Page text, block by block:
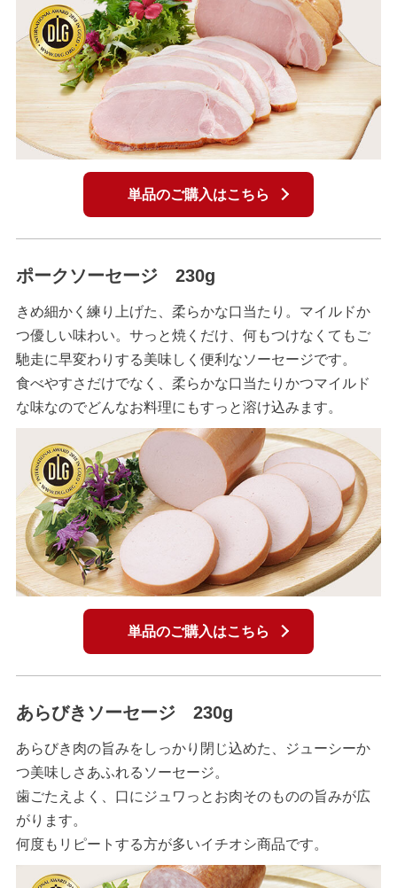
単品のご購入はこちら
ポークソーセージ 230g
きめ細かく練り上げた、柔らかな口当たり。マイルドか
つ優しい味わい。サっと焼くだけ、何もつけなくてもご
馳走に早変わりする美味しく便利なソーセージです。
食べやすさだけでなく、柔らかな口当たりかつマイルド
な味なのでどんなお料理にもすっと溶け込みます。
単品のご購入はこちら
あらびきソーセージ 230g
あらびき肉の旨みをしっかり閉じ込めた、ジューシーか
つ美味しさあふれるソーセージ。
歯ごたえよく、口にジュワっとお肉そのものの旨みが広
がります。
何度もリピートする方が多いイチオシ商品です。